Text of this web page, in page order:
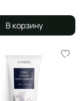
В корзину